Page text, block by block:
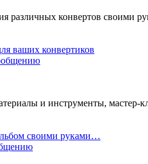
различных конвертов своими
ваших конвертиков
и инструменты, мастер-
своими руками…